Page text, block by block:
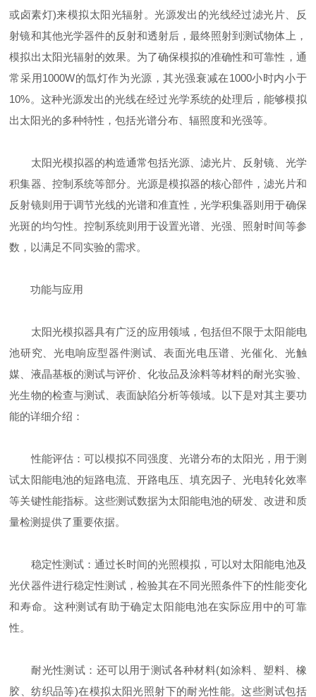
或卤素灯)来模拟太阳光辐射。光源发出的光线经过滤光片、反
射镜和其他光学器件的反射和透射后，最终照射到测试物体上，
模拟出太阳光辐射的效果。为了确保模拟的准确性和可靠性，通
常采用1000W的氙灯作为光源，其光强衰减在1000小时内小于
10%。这种光源发出的光线在经过光学系统的处理后，能够模拟
出太阳光的多种特性，包括光谱分布、辐照度和光强等。
太阳光模拟器的构造通常包括光源、滤光片、反射镜、光学
积集器、控制系统等部分。光源是模拟器的核心部件，滤光片和
反射镜则用于调节光线的光谱和准直性，光学积集器则用于确保
光斑的均匀性。控制系统则用于设置光谱、光强、照射时间等参
数，以满足不同实验的需求。
功能与应用
太阳光模拟器具有广泛的应用领域，包括但不限于太阳能电
池研究、光电响应型器件测试、表面光电压谱、光催化、光触
媒、液晶基板的测试与评价、化妆品及涂料等材料的耐光实验、
光生物的检查与测试、表面缺陷分析等领域。以下是对其主要功
能的详细介绍：
性能评估：可以模拟不同强度、光谱分布的太阳光，用于测
试太阳能电池的短路电流、开路电压、填充因子、光电转化效率
等关键性能指标。这些测试数据为太阳能电池的研发、改进和质
量检测提供了重要依据。
稳定性测试：通过长时间的光照模拟，可以对太阳能电池及
光伏器件进行稳定性测试，检验其在不同光照条件下的性能变化
和寿命。这种测试有助于确定太阳能电池在实际应用中的可靠
性。
耐光性测试：还可以用于测试各种材料(如涂料、塑料、橡
胶、纺织品等)在模拟太阳光照射下的耐光性能。这些测试包括